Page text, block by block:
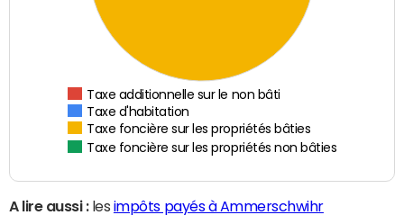
Taxe additionnelle sur le non bâti
Taxe d'habitation
Taxe foncière sur les propriétés bâties
Taxe foncière sur les propriétés non bâties
A lire aussi :les impôts payés à Ammerschwihr